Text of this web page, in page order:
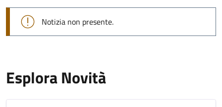
Notizia non presente.
Esplora Novità